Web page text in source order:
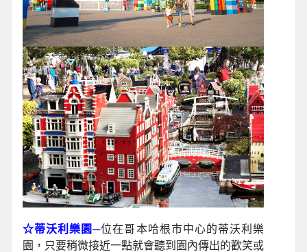
☆蒂沃利樂園─位在哥本哈根市中心的蒂沃利樂
園，只要稍微接近一點就會聽到園內傳出的歡笑或